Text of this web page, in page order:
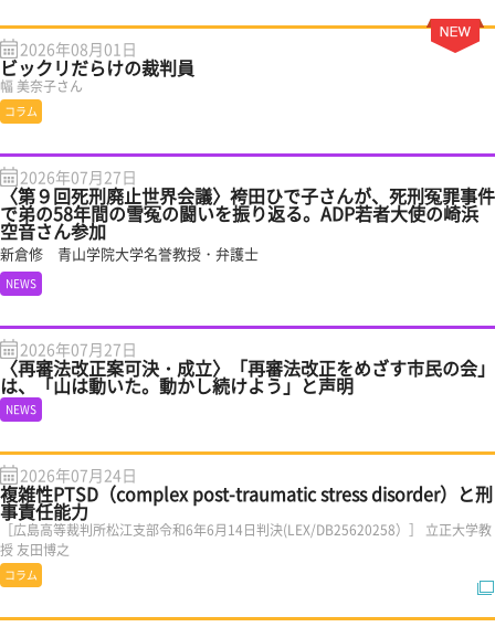
2026年08月01日
ビックリだらけの裁判員
幅 美奈子さん
コラム
2026年07月27日
〈第９回死刑廃止世界会議〉袴田ひで子さんが、死刑冤罪事件
で弟の58年間の雪冤の闘いを振り返る。ADP若者大使の崎浜
空音さん参加
新倉修 青山学院大学名誉教授・弁護士
NEWS
2026年07月27日
〈再審法改正案可決・成立〉「再審法改正をめざす市民の会」
は、「山は動いた。動かし続けよう」と声明
NEWS
2026年07月24日
複雑性PTSD（complex post-traumatic stress disorder）と刑
事責任能力
［広島高等裁判所松江支部令和6年6月14日判決(LEX/DB25620258）］ 立正大学教
授 友田博之
コラム